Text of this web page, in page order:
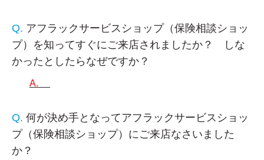
アフラックサービスショップ（保険相談ショッ
プ）を知ってすぐにご来店されましたか？ しな
かったとしたらなぜですか？
何が決め手となってアフラックサービスショッ
プ（保険相談ショップ）にご来店なさいました
か？